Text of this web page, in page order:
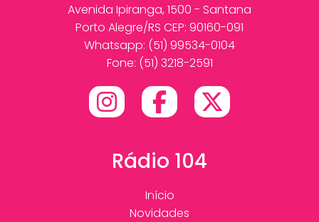
Avenida Ipiranga, 1500 - Santana
Porto Alegre/RS CEP: 90160-091
Whatsapp: (51) 99534-0104
Fone: (51) 3218-2591
Rádio 104
Início
Novidades